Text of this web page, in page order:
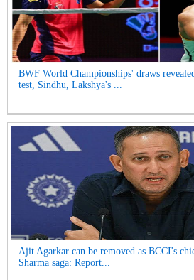
BWF World Championships' draws
test, Sindhu, Lakshya's ...
Ajit Agarkar can be removed as BCCI's
Sharma saga: Report...